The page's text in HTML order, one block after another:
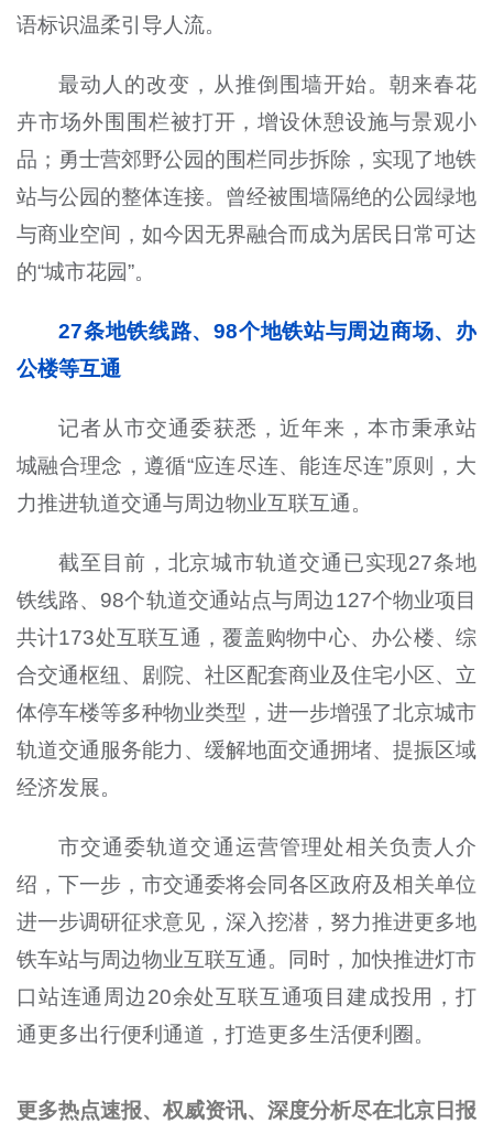
语标识温柔引导人流。
最动人的改变，从推倒围墙开始。朝来春花
卉市场外围围栏被打开，增设休憩设施与景观小
品；勇士营郊野公园的围栏同步拆除，实现了地铁
站与公园的整体连接。曾经被围墙隔绝的公园绿地
与商业空间，如今因无界融合而成为居民日常可达
的“城市花园”。
27条地铁线路、98个地铁站与周边商场、办
公楼等互通
记者从市交通委获悉，近年来，本市秉承站
城融合理念，遵循“应连尽连、能连尽连”原则，大
力推进轨道交通与周边物业互联互通。
截至目前，北京城市轨道交通已实现27条地
铁线路、98个轨道交通站点与周边127个物业项目
共计173处互联互通，覆盖购物中心、办公楼、综
合交通枢纽、剧院、社区配套商业及住宅小区、立
体停车楼等多种物业类型，进一步增强了北京城市
轨道交通服务能力、缓解地面交通拥堵、提振区域
经济发展。
市交通委轨道交通运营管理处相关负责人介
绍，下一步，市交通委将会同各区政府及相关单位
进一步调研征求意见，深入挖潜，努力推进更多地
铁车站与周边物业互联互通。同时，加快推进灯市
口站连通周边20余处互联互通项目建成投用，打
通更多出行便利通道，打造更多生活便利圈。
更多热点速报、权威资讯、深度分析尽在北京日报